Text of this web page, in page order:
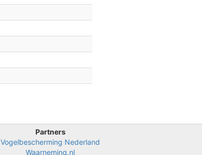
Partners
Vogelbescherming Nederland
Waarneming.nl